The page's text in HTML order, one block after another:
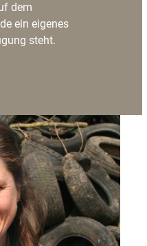
dem
ein eigenes
steht.